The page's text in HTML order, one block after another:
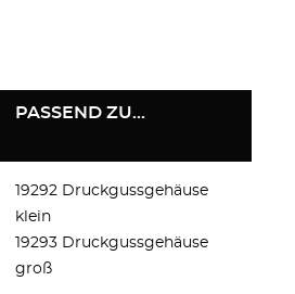
PASSEND ZU...
19292 Druckgussgehäuse
klein
19293 Druckgussgehäuse
groß